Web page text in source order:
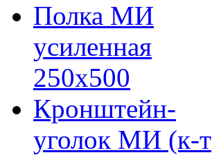
Полка МИ
усиленная
250х500
Кронштейн-
уголок МИ (к-т